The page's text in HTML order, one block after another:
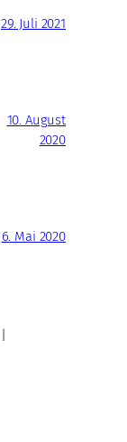
29. Juli 2021
10. August
2020
6. Mai 2020